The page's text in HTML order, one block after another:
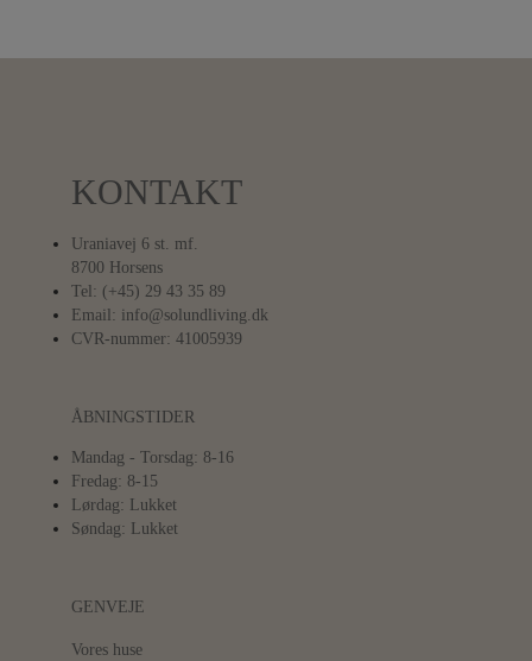
KONTAKT
Uraniavej 6 st. mf.
8700 Horsens
Tel: (+45) 29 43 35 89
Email: info@solundliving.dk
CVR-nummer: 41005939
ÅBNINGSTIDER
Mandag - Torsdag: 8-16
Fredag: 8-15
Lørdag: Lukket
Søndag: Lukket
GENVEJE
Vores huse